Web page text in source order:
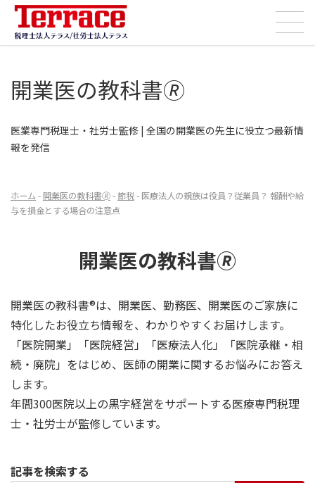
テ
ゲ
開業医の教科書🄬
医業専門税理士・社労士監修 | 全国の開業医の先生に役立つ最新情
報を発信
ホーム- 開業医の教科書🄬- 節税- 医療法人の親族は役員？従業員？ 報酬や給
与を損金とする場合の注意点
開業医の教科書🄬
開業医の教科書®は、開業医、勤務医、開業医のご家族に
特化したお役立ち情報を、わかりやすくお届けします。
「医院開業」「医院経営」「医療法人化」「医院承継・相
続・廃院」をはじめ、医師の開業に関するお悩みにお答え
します。
年間300医院以上の黒字経営をサポートする医療専門税理
士・社労士が監修しています。
記事を検索する